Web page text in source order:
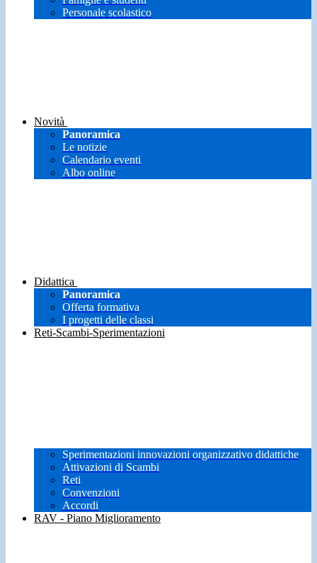
Personale scolastico
Novità
Panoramica
Le notizie
Calendario eventi
Albo online
Didattica
Panoramica
Offerta formativa
I progetti delle classi
Reti-Scambi-Sperimentazioni
Sperimentazioni innovazioni organizzativo didattiche
Attivazioni di Scambi
Reti
Convenzioni
Accordi
RAV - Piano Miglioramento